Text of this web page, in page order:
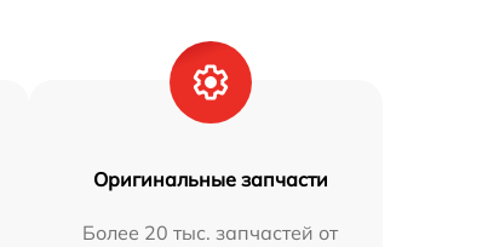
Оригинальные запчасти
Более 20 тыс. запчастей от